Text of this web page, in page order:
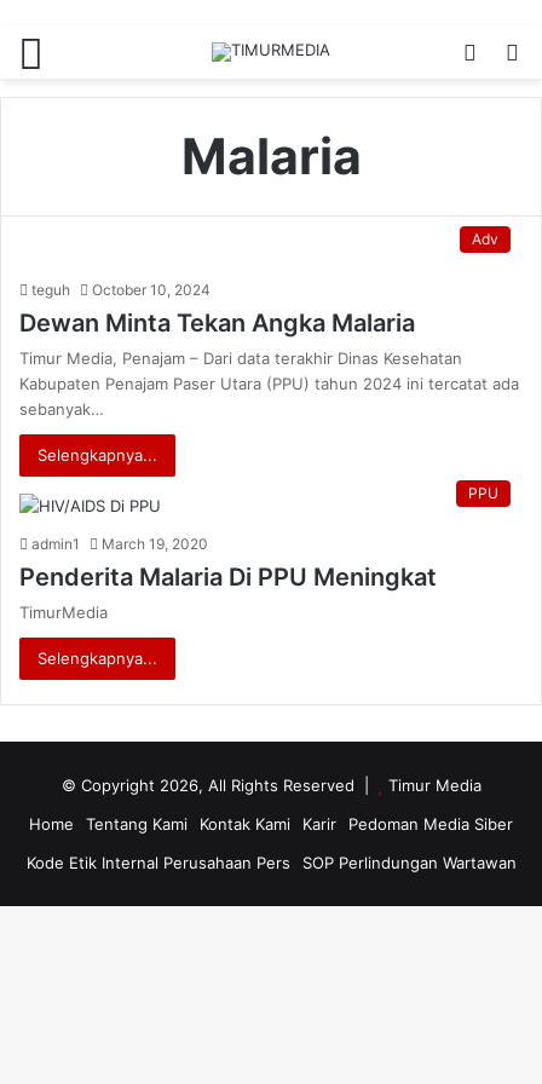
Switch
Malaria
Adv
teguh October 10, 2024
Dewan Minta Tekan Angka Malaria
Timur Media, Penajam – Dari data terakhir Dinas Kesehatan
Kabupaten Penajam Paser Utara (PPU) tahun 2024 ini tercatat ada
sebanyak…
Selengkapnya...
PPU
admin1 March 19, 2020
Penderita Malaria Di PPU Meningkat
TimurMedia
Selengkapnya...
© Copyright 2026, All Rights Reserved |
Timur Media
Home
Tentang Kami Kontak Kami Karir
Pedoman Media Siber
Kode Etik Internal Perusahaan Pers
SOP Perlindungan Wartawan